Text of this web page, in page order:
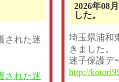
された迷
された迷
2026年08
した。
埼玉県浦和
きました。
迷子保護デ
http://